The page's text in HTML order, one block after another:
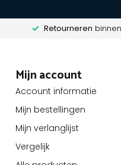
Retourneren
Mijn account
Account informatie
Mijn bestellingen
Mijn verlanglijst
Vergelijk